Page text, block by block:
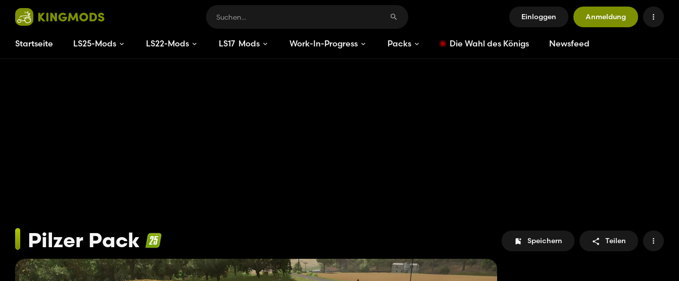
Einloggen Anmeldung
Startseite LS25-Mods LS22-Mods LS17 Mods Work-In-Progress Packs Die Wahl des Königs Newsfeed
Pilzer Pack Speichern Teilen